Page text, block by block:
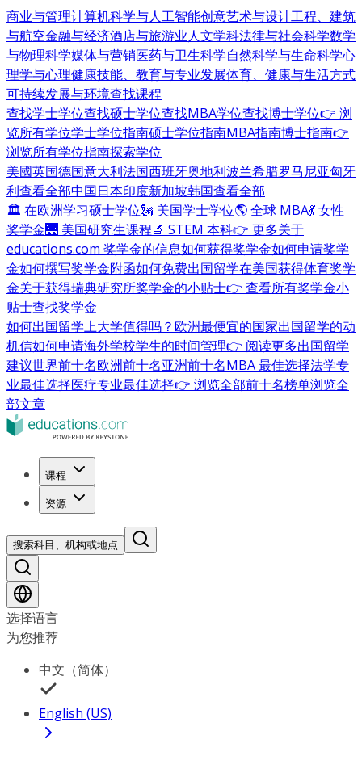
商业与管理计算机科学与人工智能创意艺术与设计工程、建筑
与航空金融与经济酒店与旅游业人文学科法律与社会科学数学
与物理科学媒体与营销医药与卫生科学自然科学与生命科学心
理学与心理健康技能、教育与专业发展体育、健康与生活方式
可持续发展与环境查找课程
查找学士学位查找硕士学位查找MBA学位查找博士学位👉 浏
览所有学位学士学位指南硕士学位指南MBA指南博士指南👉
浏览所有学位指南探索学位
美國英国德国意大利法国西班牙奥地利波兰希腊罗马尼亚匈牙
利查看全部中国日本印度新加坡韩国查看全部
🏛 在欧洲学习硕士学位🗽 美国学士学位🌎 全球 MBA💃 女性
奖学金🌉 美国研究生课程🔬 STEM 本科👉 更多关于
educations.com 奖学金的信息如何获得奖学金如何申请奖学
金如何撰写奖学金附函如何免费出国留学在美国获得体育奖学
金关于获得瑞典研究所奖学金的小贴士👉 查看所有奖学金小
贴士查找奖学金
如何出国留学上大学值得吗？ 欧洲最便宜的国家出国留学的动
机信如何申请海外学校学生的时间管理👉 阅读更多出国留学
建议世界前十名欧洲前十名亚洲前十名MBA 最佳选择法学专
业最佳选择医疗专业最佳选择👉 浏览全部前十名榜单浏览全
部文章
课程
资源
搜索科目、机构或地点
选择语言
为您推荐
中文（简体）
English (US)